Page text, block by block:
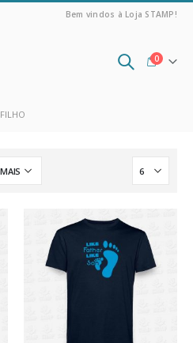
Bem vindos à Loja STAMP!
0
FILHO